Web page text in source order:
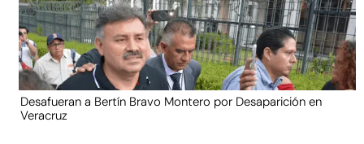
Desafueran a Bertín Bravo Montero por Desaparición en
Veracruz